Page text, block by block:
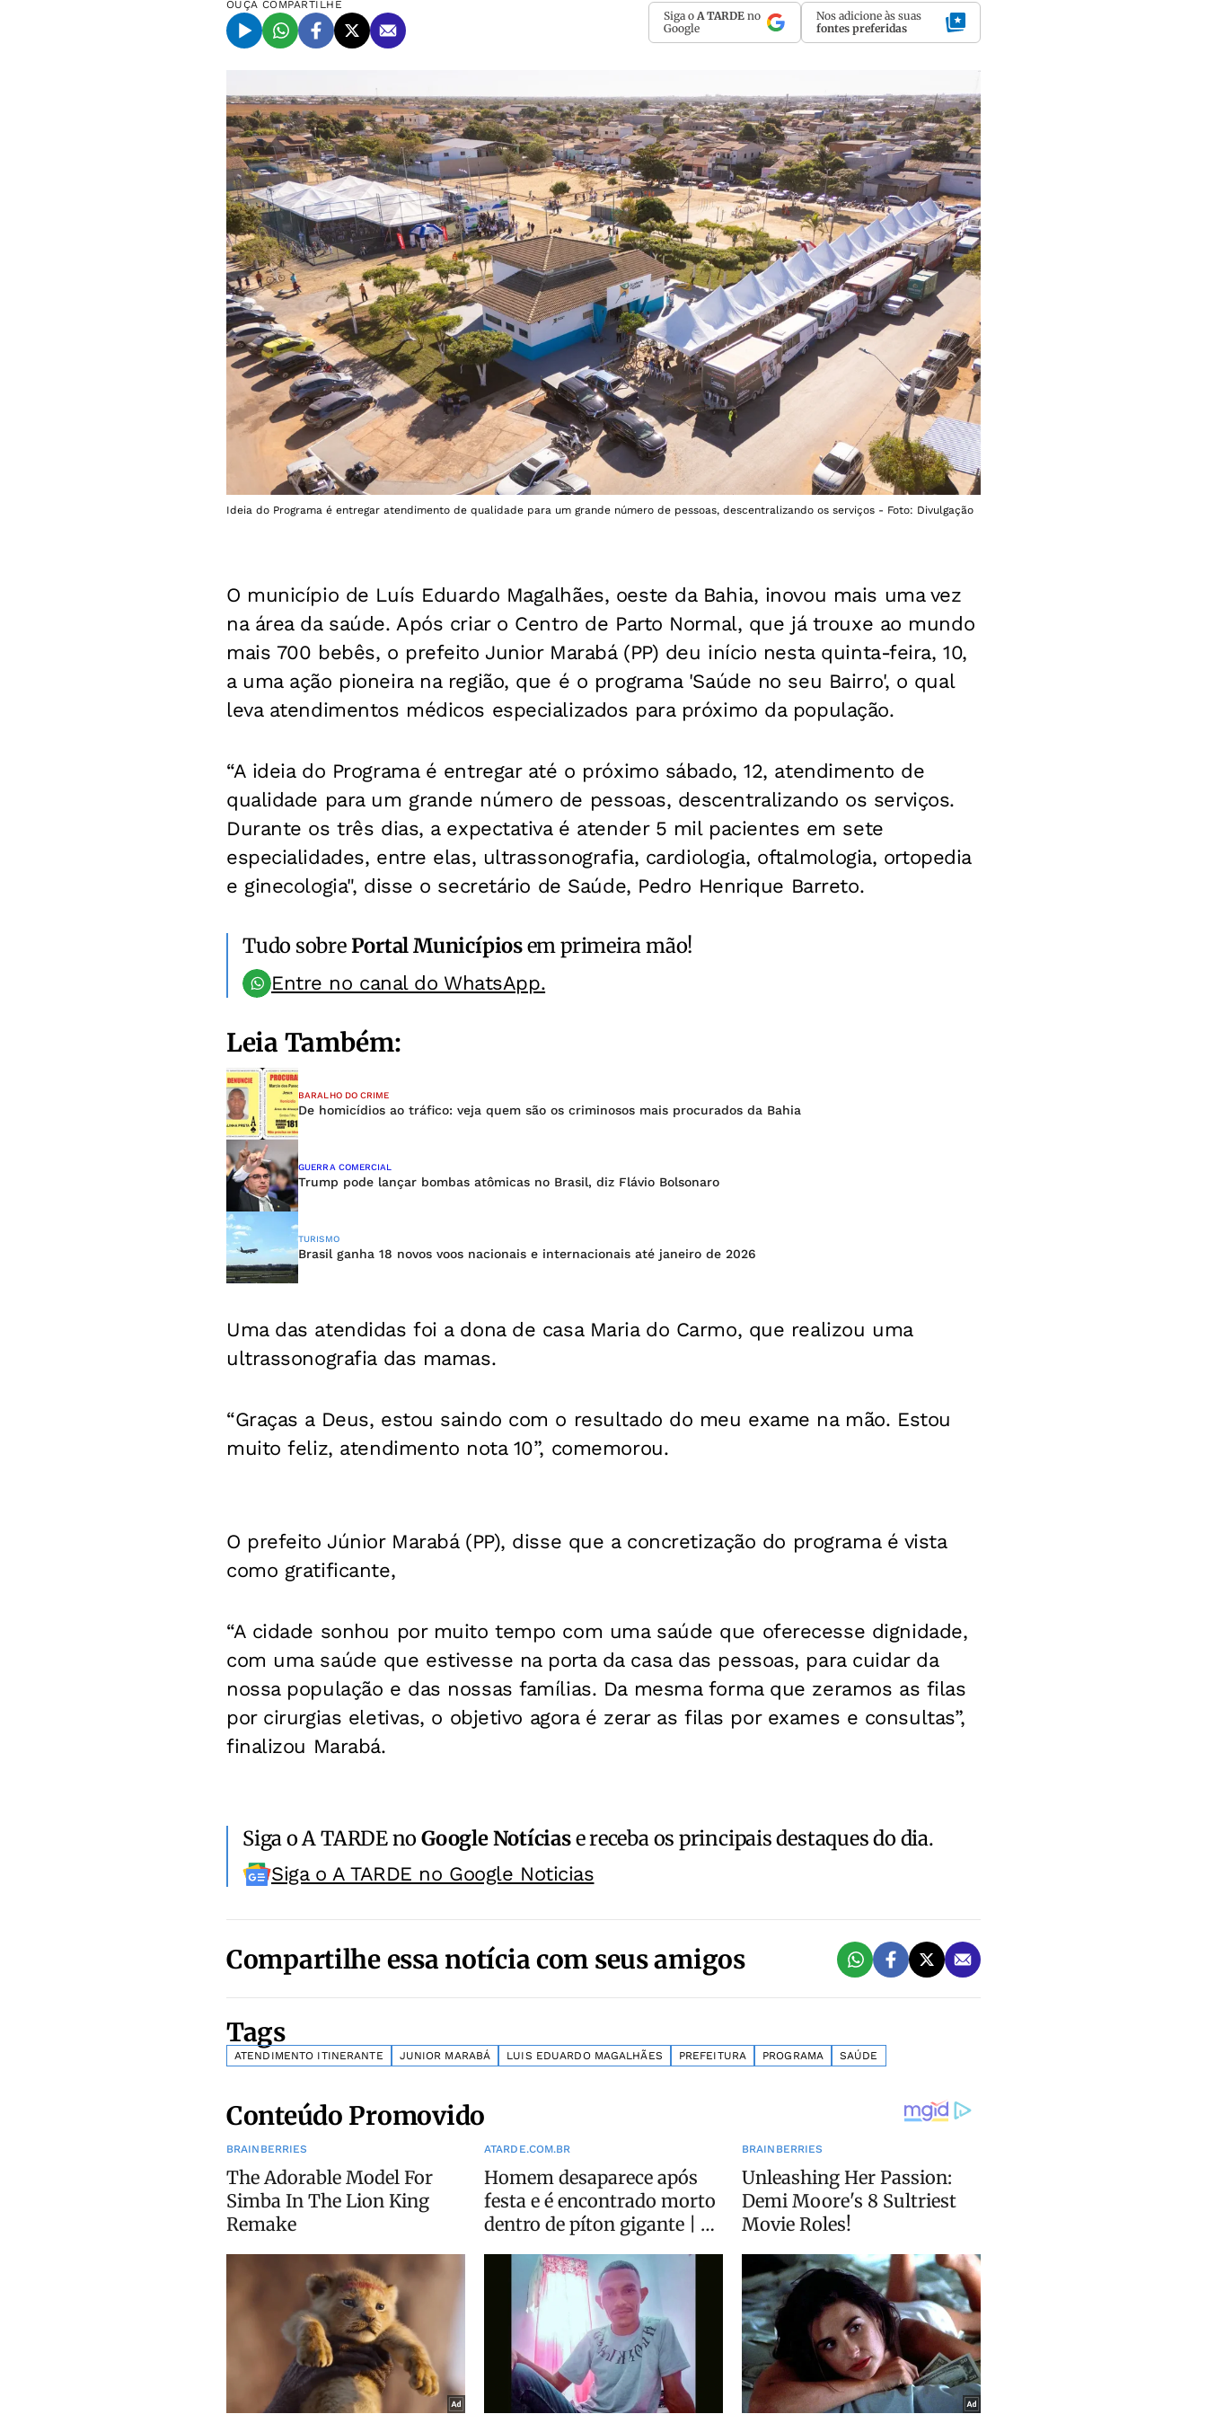
OUÇA COMPARTILHE
Siga o A TARDE no
Google
Nos adicione às suas
fontes preferidas
Ideia do Programa é entregar atendimento de qualidade para um grande número de pessoas, descentralizando os serviços - Foto: Divulgação
O município de Luís Eduardo Magalhães, oeste da Bahia, inovou mais uma vez
na área da saúde. Após criar o Centro de Parto Normal, que já trouxe ao mundo
mais 700 bebês, o prefeito Junior Marabá (PP) deu início nesta quinta-feira, 10,
a uma ação pioneira na região, que é o programa 'Saúde no seu Bairro', o qual
leva atendimentos médicos especializados para próximo da população.
“A ideia do Programa é entregar até o próximo sábado, 12, atendimento de
qualidade para um grande número de pessoas, descentralizando os serviços.
Durante os três dias, a expectativa é atender 5 mil pacientes em sete
especialidades, entre elas, ultrassonografia, cardiologia, oftalmologia, ortopedia
e ginecologia", disse o secretário de Saúde, Pedro Henrique Barreto.
Tudo sobre Portal Municípiosem primeira mão!
Entre no canal do WhatsApp.
Leia Também:
BARALHO DO CRIME
De homicídios ao tráfico: veja quem são os criminosos mais procurados da Bahia
GUERRA COMERCIAL
Trump pode lançar bombas atômicas no Brasil, diz Flávio Bolsonaro
TURISMO
Brasil ganha 18 novos voos nacionais e internacionais até janeiro de 2026
Uma das atendidas foi a dona de casa Maria do Carmo, que realizou uma
ultrassonografia das mamas.
“Graças a Deus, estou saindo com o resultado do meu exame na mão. Estou
muito feliz, atendimento nota 10”, comemorou.
O prefeito Júnior Marabá (PP), disse que a concretização do programa é vista
como gratificante,
“A cidade sonhou por muito tempo com uma saúde que oferecesse dignidade,
com uma saúde que estivesse na porta da casa das pessoas, para cuidar da
nossa população e das nossas famílias. Da mesma forma que zeramos as filas
por cirurgias eletivas, o objetivo agora é zerar as filas por exames e consultas”,
finalizou Marabá.
Siga o A TARDE noGoogle Notíciase receba os principais destaques do dia.
Siga o A TARDE no Google Noticias
Compartilhe essa notícia com seus amigos
Tags
ATENDIMENTO ITINERANTE JUNIOR MARABÁ LUIS EDUARDO MAGALHÃES PREFEITURA PROGRAMA SAÚDE